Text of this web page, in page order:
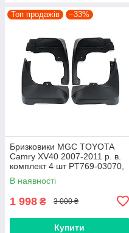
Топ продажів –33%
Бризковики MGC TOYOTA
Camry XV40 2007-2011 р. в.
комплект 4 шт PT769-03070,
7609533040H0,
7609533040C0
В наявності
1 998 ₴ 3 000 ₴
Купити